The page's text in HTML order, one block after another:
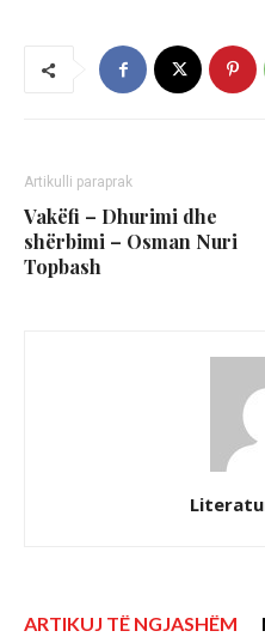
Artikulli paraprak
Vakëfi – Dhurimi dhe
shërbimi – Osman Nuri
Topbash
ARTIKUJ TË NGJASHËM